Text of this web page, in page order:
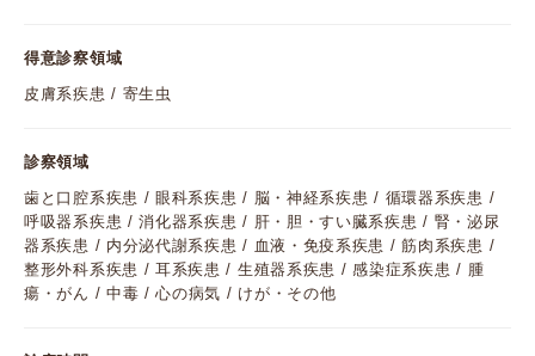
得意診察領域
皮膚系疾患 / 寄生虫
診察領域
歯と口腔系疾患 / 眼科系疾患 / 脳・神経系疾患 / 循環器系疾患 /
呼吸器系疾患 / 消化器系疾患 / 肝・胆・すい臓系疾患 / 腎・泌尿
器系疾患 / 内分泌代謝系疾患 / 血液・免疫系疾患 / 筋肉系疾患 /
整形外科系疾患 / 耳系疾患 / 生殖器系疾患 / 感染症系疾患 / 腫
瘍・がん / 中毒 / 心の病気 / けが・その他